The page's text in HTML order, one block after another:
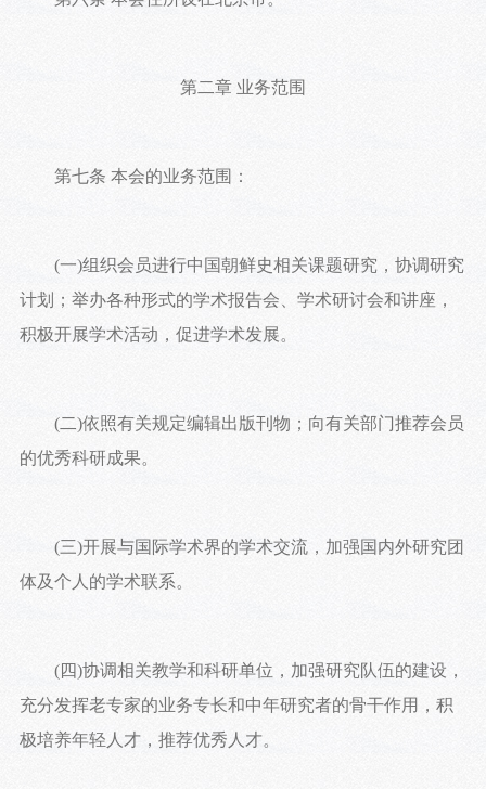
第二章 业务范围
第七条 本会的业务范围：
(一)组织会员进行中国朝鲜史相关课题研究，协调研究
计划；举办各种形式的学术报告会、学术研讨会和讲座，
积极开展学术活动，促进学术发展。
(二)依照有关规定编辑出版刊物；向有关部门推荐会员
的优秀科研成果。
(三)开展与国际学术界的学术交流，加强国内外研究团
体及个人的学术联系。
(四)协调相关教学和科研单位，加强研究队伍的建设，
充分发挥老专家的业务专长和中年研究者的骨干作用，积
极培养年轻人才，推荐优秀人才。